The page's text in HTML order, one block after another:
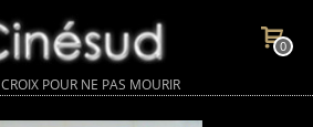
0
POUR NE PAS MOURIR